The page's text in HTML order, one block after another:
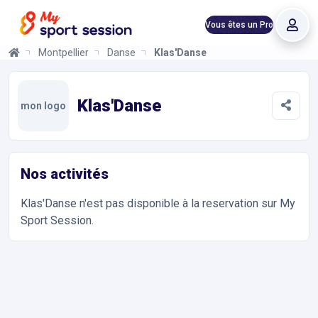
Vous êtes un Pro
Montpellier Danse Klas'Danse
mon logo Klas'Danse
Nos activités
Klas'Danse n'est pas disponible à la reservation sur My
Sport Session.